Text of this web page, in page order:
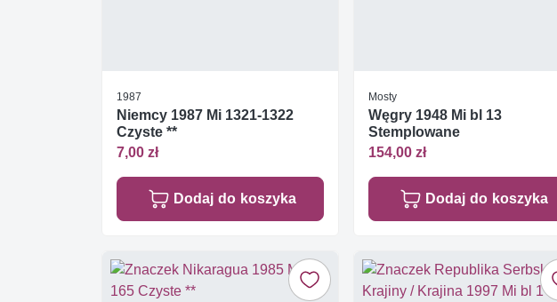
1987
Niemcy 1987 Mi 1321-1322
Czyste **
7,00 zł
Dodaj do koszyka
Mosty
Węgry 1948 Mi bl 13
Stemplowane
154,00 zł
Dodaj do koszyka